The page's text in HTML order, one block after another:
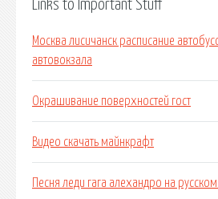
Links to Important Stuff
Москва лисичанск расписание
автовокзала
Окрашивание поверхностей гост
Видео скачать майнкрафт
Песня леди гага алехандро на русском